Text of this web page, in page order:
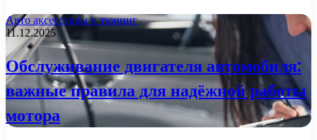
Авто аксессуары и тюнинг
11.12.2025
Обслуживание двигателя автомобиля:
важные правила для надёжной работы
мотора